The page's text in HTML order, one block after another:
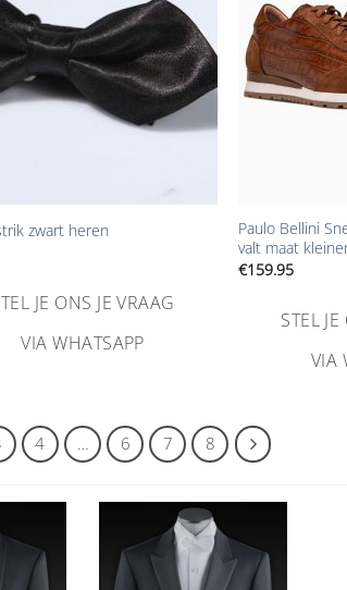
zwart heren
JE ONS JE VRAAG
VIA WHATSAPP
Paulo Bellini
valt maat
€159.95
STEL
VIA
4 … 6 7 8